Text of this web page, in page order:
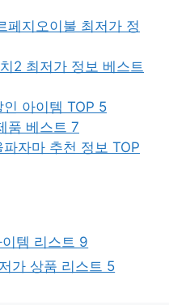
페지오이불 최저가 정
2 최저가 정보 베스트
아이템 TOP 5
품 베스트 7
자마 추천 정보 TOP
템 리스트 9
가 상품 리스트 5